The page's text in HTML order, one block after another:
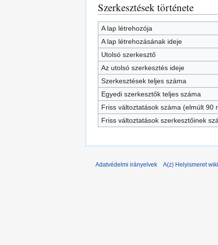
Szerkesztések története
A lap létrehozója
A lap létrehozásának ideje
Utolsó szerkesztő
Az utolsó szerkesztés ideje
Szerkesztések teljes száma
Egyedi szerkesztők teljes száma
Friss változtatások száma (elmúlt 90
Friss változtatások szerkesztőinek
Adatvédelmi irányelvek A(z) Helyismeret